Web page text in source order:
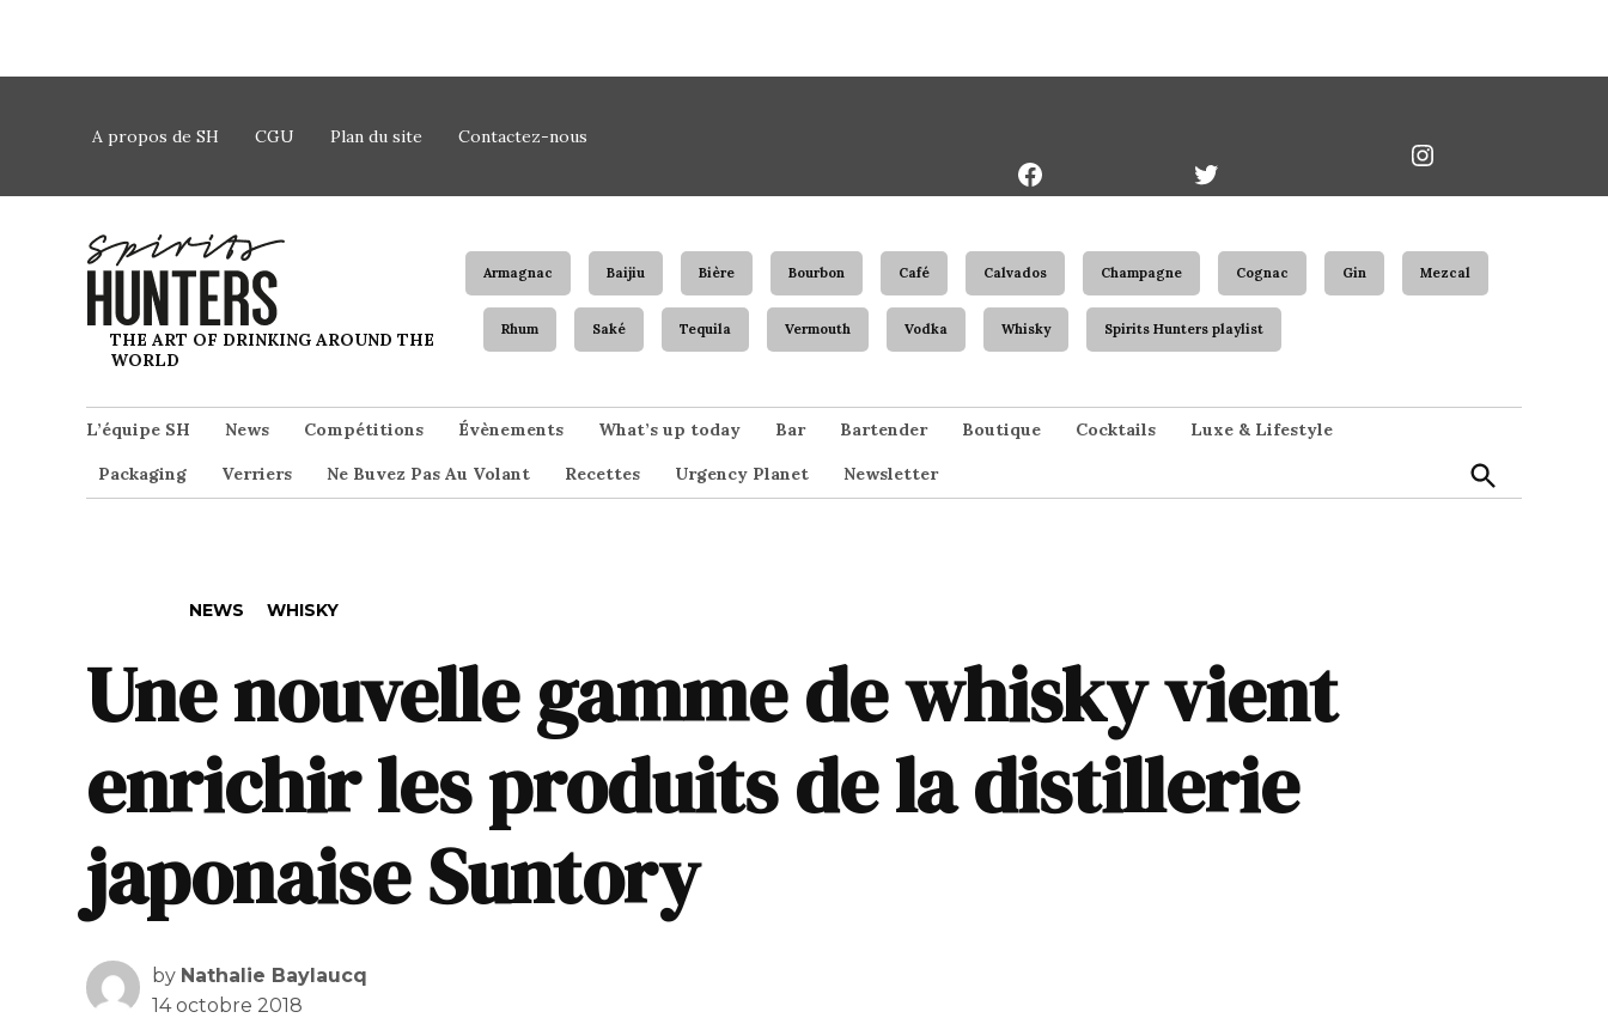
A propos de SH CGU Plan du site Contactez-nous
Spirits Hunters
THE ART OF DRINKING AROUND THE
WORLD
Armagnac Baijiu Bière Bourbon Café Calvados Champagne Cognac Gin Mezcal
Rhum Saké Tequila Vermouth Vodka Whisky Spirits Hunters playlist
L’équipe SH News Compétitions Évènements What’s up today Bar Bartender Boutique Cocktails Luxe & Lifestyle
Packaging Verriers Ne Buvez Pas Au Volant Recettes Urgency Planet Newsletter
NEWS WHISKY
Une nouvelle gamme de whisky vient
enrichir les produits de la distillerie
japonaise Suntory
by Nathalie Baylaucq
14 octobre 2018